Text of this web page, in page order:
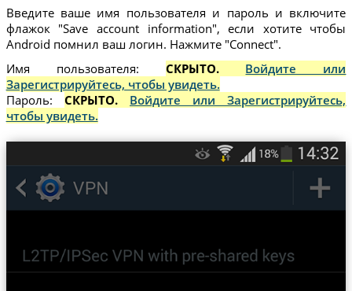
Введите ваше имя пользователя и пароль и включите
флажок "Save account information", если хотите чтобы
Android помнил ваш логин. Нажмите "Connect".
Имя пользователя: СКРЫТО. Войдите или
Зарегистрируйтесь, чтобы увидеть.
Пароль: СКРЫТО. Войдите или Зарегистрируйтесь,
чтобы увидеть.